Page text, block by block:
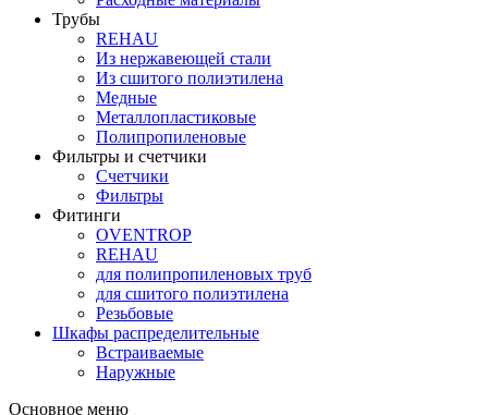
Трубы
REHAU
Из нержавеющей стали
Из сшитого полиэтилена
Медные
Металлопластиковые
Полипропиленовые
Фильтры и счетчики
Счетчики
Фильтры
Фитинги
OVENTROP
REHAU
для полипропиленовых труб
для сшитого полиэтилена
Резьбовые
Шкафы распределительные
Встраиваемые
Наружные
Основное меню